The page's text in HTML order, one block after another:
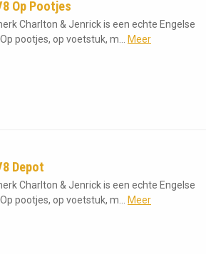
Op Pootjes
Charlton & Jenrick is een echte Engelse
pootjes, op voetstuk, m...
Meer
Depot
Charlton & Jenrick is een echte Engelse
pootjes, op voetstuk, m...
Meer